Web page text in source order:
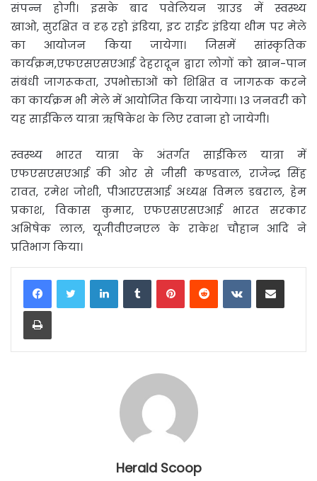
संपन्न होगी। इसके बाद पवेलियन ग्राउड में स्वस्थ्य
खाओ, सुरक्षित व दृढ़ रहो इंडिया, इट राईट इंडिया थीम पर मेले
का आयोजन किया जायेगा। जिसमें सांस्कृतिक
कार्यक्रम,एफएसएसएआई देहरादून द्वारा लोगों को खान-पान
संबंधी जागरूकता, उपभोक्ताओं को शिक्षित व जागरूक करने
का कार्यक्रम भी मेले में आयोजित किया जायेगा। 13 जनवरी को
यह साईकिल यात्रा ऋषिकेश के लिए रवाना हो जायेगी।
स्वस्थ्य भारत यात्रा के अंतर्गत साईकिल यात्रा में
एफएसएसएआई की ओर से जीसी कण्डवाल, राजेन्द्र सिंह
रावत, रमेश जोशी, पीआरएसआई अध्यक्ष विमल डबराल, हेम
प्रकाश, विकास कुमार, एफएसएसएआई भारत सरकार
अभिषेक लाल, यूजीवीएनएल के राकेश चौहान आदि ने
प्रतिभाग किया।
LinkedInTumblrPinterestReddit VKontakteShare via Email
Print
Herald Scoop